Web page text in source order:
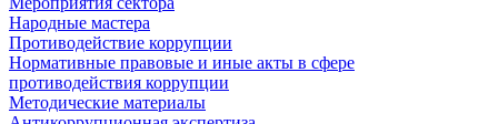
Народные мастера
Противодействие коррупции
Нормативные правовые и иные акты в сфере
противодействия коррупции
Методические материалы